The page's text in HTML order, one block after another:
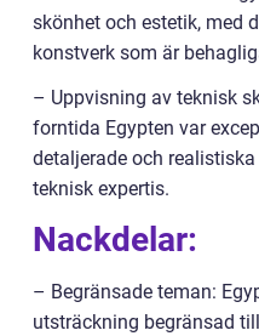
skönhet och estetik, med
konstverk som är
– Uppvisning av teknisk
forntida Egypten var
detaljerade och
teknisk expertis.
Nackdelar:
– Begränsade teman:
utsträckning begränsad